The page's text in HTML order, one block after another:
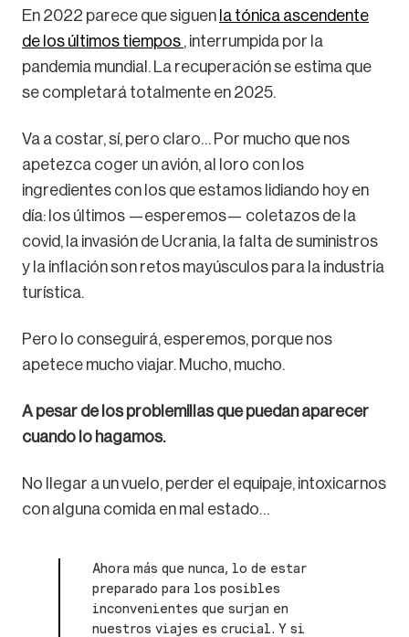
En 2022 parece que siguen la tónica ascendente
de los últimos tiempos , interrumpida por la
pandemia mundial. La recuperación se estima que
se completará totalmente en 2025.
Va a costar, sí, pero claro… Por mucho que nos
apetezca coger un avión, al loro con los
ingredientes con los que estamos lidiando hoy en
día: los últimos —esperemos— coletazos de la
covid, la invasión de Ucrania, la falta de suministros
y la inflación son retos mayúsculos para la industria
turística.
Pero lo conseguirá, esperemos, porque nos
apetece mucho viajar. Mucho, mucho.
A pesar de los problemillas que puedan aparecer
cuando lo hagamos.
No llegar a un vuelo, perder el equipaje, intoxicarnos
con alguna comida en mal estado…
Ahora más que nunca, lo de estar
preparado para los posibles
inconvenientes que surjan en
nuestros viajes es crucial. Y si